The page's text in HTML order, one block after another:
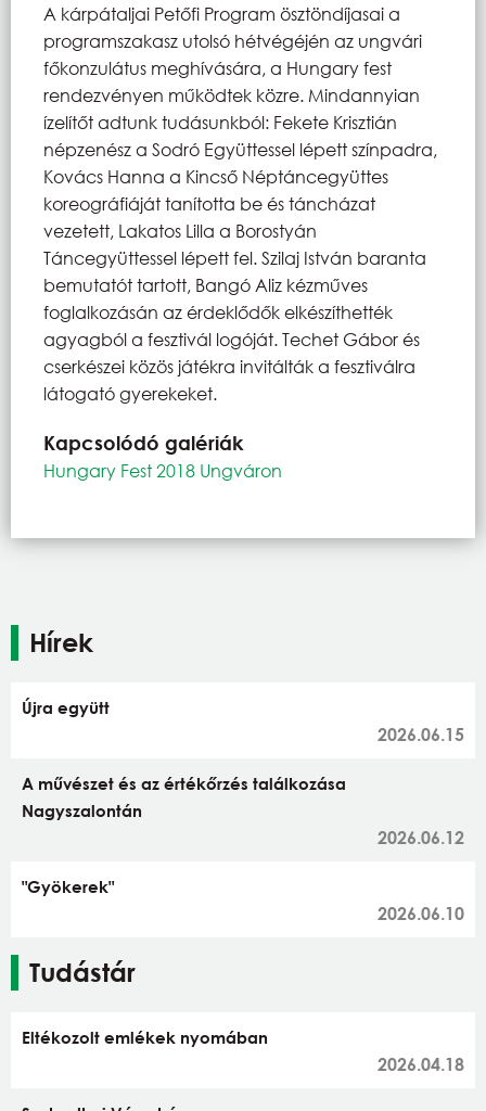
A kárpátaljai Petőfi Program ösztöndíjasai a
programszakasz utolsó hétvégéjén az ungvári
főkonzulátus meghívására, a Hungary fest
rendezvényen működtek közre. Mindannyian
ízelítőt adtunk tudásunkból: Fekete Krisztián
népzenész a Sodró Együttessel lépett színpadra,
Kovács Hanna a Kincső Néptáncegyüttes
koreográfiáját tanította be és táncházat
vezetett, Lakatos Lilla a Borostyán
Táncegyüttessel lépett fel. Szilaj István baranta
bemutatót tartott, Bangó Aliz kézműves
foglalkozásán az érdeklődők elkészíthették
agyagból a fesztivál logóját. Techet Gábor és
cserkészei közös játékra invitálták a fesztiválra
látogató gyerekeket.
Kapcsolódó galériák
Hungary Fest 2018 Ungváron
Hírek
Újra együtt
2026.06.15
A művészet és az értékőrzés találkozása
Nagyszalontán
2026.06.12
"Gyökerek"
2026.06.10
Tudástár
Eltékozolt emlékek nyomában
2026.04.18